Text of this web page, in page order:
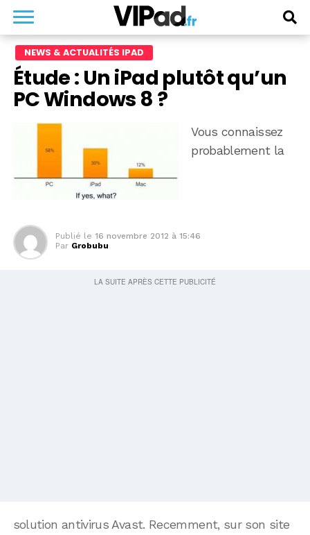
NEWS & ACTUALITÉS IPAD
Étude : Un iPad plutôt qu’un
PC Windows 8 ?
Vous connaissez
probablement la
Publié le 16 novembre 2012 à 15:46
Par Grobubu
solution antivirus Avast. Recemment, sur son site